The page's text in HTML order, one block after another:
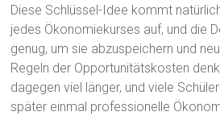
Diese Schlüssel-Idee kommt
jedes Ökonomiekurses auf, und die
genug, um sie abzuspeichern und
Regeln der Opportunitätskosten
dagegen viel länger, und viele
später einmal professionelle